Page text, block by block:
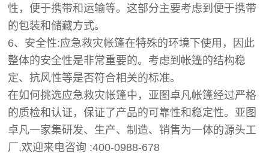
性，便于携带和运输等。这部分主要考虑到便于携带
的包装和储藏方式。
6、安全性:应急救灾帐篷在特殊的环境下使用，因此
整体的安全性是非常重要的。考虑到帐篷的结构稳
定、抗风性等是否符合相关的标准。
在如何挑选应急救灾帐篷中，亚图卓凡帐篷经过严格
的质检和认证，保证了产品的可靠性和稳定性。亚图
卓凡一家集研发、生产、制造、销售为一体的源头工
厂,欢迎来电咨询 :400-0988-678